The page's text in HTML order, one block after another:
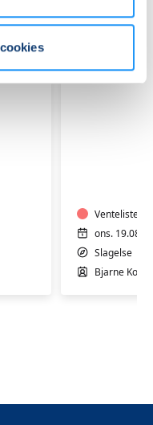
-
Projekt
Flere
unge
Venteliste
ons.
Slagelse
Bjarne